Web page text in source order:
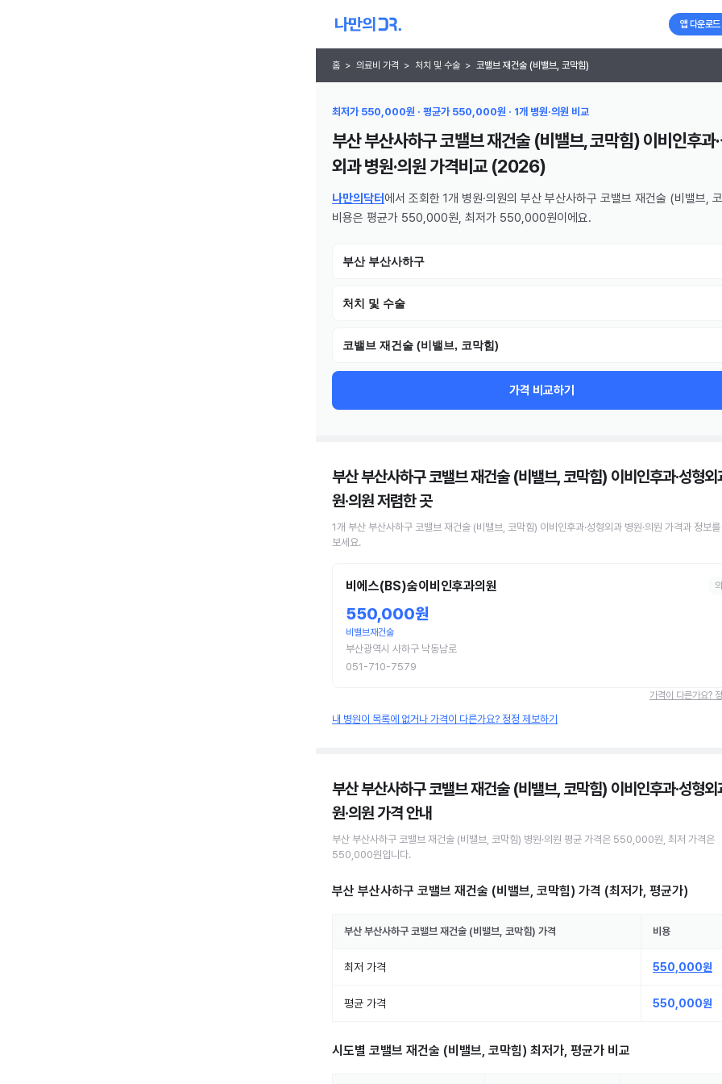
앱 다운로드
홈 > 의료비 가격 > 처치 및 수술 > 코밸브 재건술 (비밸브, 코막힘)
최저가 550,000원 · 평균가 550,000원 · 1개 병원·의원 비교
부산 부산사하구 코밸브 재건술 (비밸브, 코막힘) 이비인후과
외과 병원·의원가격비교 (2026)
나만의닥터 에서 조회한 1개 병원·의원의 부산 부산사하구 코밸브 재건술 (비밸브,
비용은 평균가 550,000원, 최저가 550,000원이에요.
부산 부산사하구
처치 및 수술
코밸브 재건술 (비밸브, 코막힘)
가격 비교하기
부산 부산사하구 코밸브 재건술 (비밸브, 코막힘) 이비인후과·성형외
원·의원저렴한 곳
1개 부산 부산사하구 코밸브 재건술 (비밸브, 코막힘) 이비인후과·성형외과 병원·의원 가격과 정보
보세요.
비에스(BS)숨이비인후과의원
550,000원
비밸브재건술
부산광역시 사하구 낙동남로
051-710-7579
가격이 다른가요?
내 병원이 목록에 없거나 가격이 다른가요? 정정 제보하기
부산 부산사하구 코밸브 재건술 (비밸브, 코막힘) 이비인후과·성형외
원·의원가격 안내
부산 부산사하구 코밸브 재건술 (비밸브, 코막힘) 병원·의원 평균 가격은 550,000원 , 최저 가격은
550,000원입니다.
부산 부산사하구 코밸브 재건술 (비밸브, 코막힘) 가격 (최저가, 평균가)
부산 부산사하구 코밸브 재건술 (비밸브, 코막힘) 가격 비용
최저 가격 550,000원
평균 가격 550,000원
시도별 코밸브 재건술 (비밸브, 코막힘) 최저가, 평균가 비교